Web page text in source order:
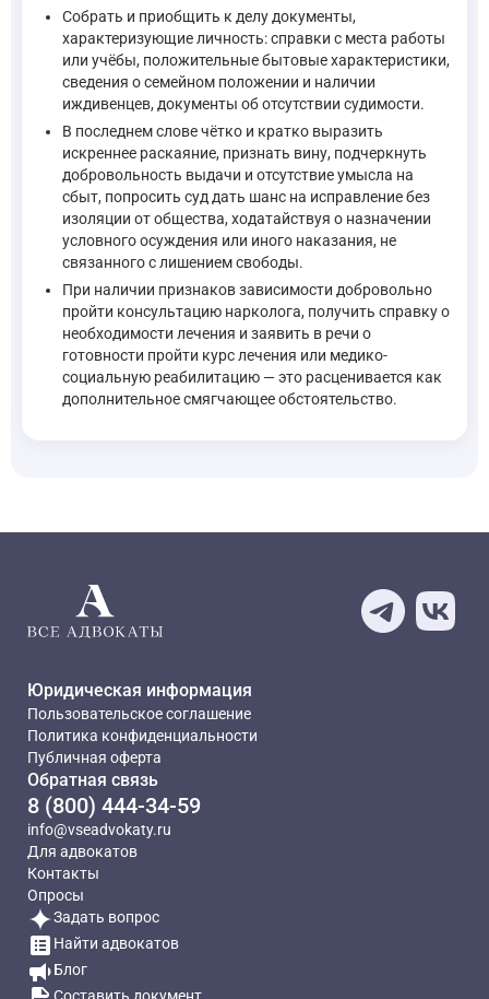
—Постановление Пленума Верховного Суда РФ от
Собрать и приобщить к делу документы,
характеризующие личность: справки с места работы
или учёбы, положительные бытовые характеристики,
сведения о семейном положении и наличии
иждивенцев, документы об отсутствии судимости.
В последнем слове чётко и кратко выразить
искреннее раскаяние, признать вину, подчеркнуть
добровольность выдачи и отсутствие умысла на
сбыт, попросить суд дать шанс на исправление без
изоляции от общества, ходатайствуя о назначении
условного осуждения или иного наказания, не
связанного с лишением свободы.
При наличии признаков зависимости добровольно
пройти консультацию нарколога, получить справку о
необходимости лечения и заявить в речи о
готовности пройти курс лечения или медико-
социальную реабилитацию — это расценивается как
дополнительное смягчающее обстоятельство.
Юридическая информация
Пользовательское соглашение
Политика конфиденциальности
Публичная оферта
Обратная связь
8 (800) 444-34-59
info@vseadvokaty.ru
Для адвокатов
Контакты
Опросы
Задать вопрос
Найти адвокатов
Блог